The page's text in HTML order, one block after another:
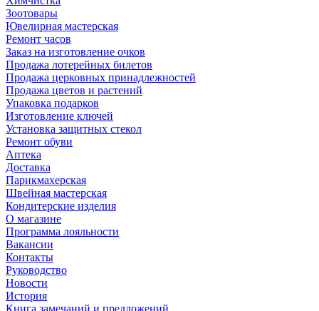
Зоотовары
Ювелирная мастерская
Ремонт часов
Заказ на изготовление очков
Продажа лотерейных билетов
Продажа церковных принадлежностей
Продажа цветов и растений
Упаковка подарков
Изготовление ключей
Установка защитных стекол
Ремонт обуви
Аптека
Доставка
Парикмахерская
Швейная мастерская
Кондитерские изделия
О магазине
Программа лояльности
Вакансии
Контакты
Руководство
Новости
История
Книга замечаний и предложений